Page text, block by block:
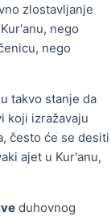
zlostavljanje
nego
nego
takvo stanje da
koji izražavaju
često će se desiti
ajet u Kur'anu,
duhovnog